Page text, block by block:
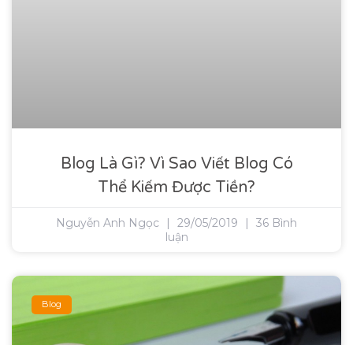
Blog Là Gì? Vì Sao Viết Blog Có
Thể Kiếm Được Tiền?
Nguyễn Anh Ngọc 29/05/2019
36 Bình
luận
Blog